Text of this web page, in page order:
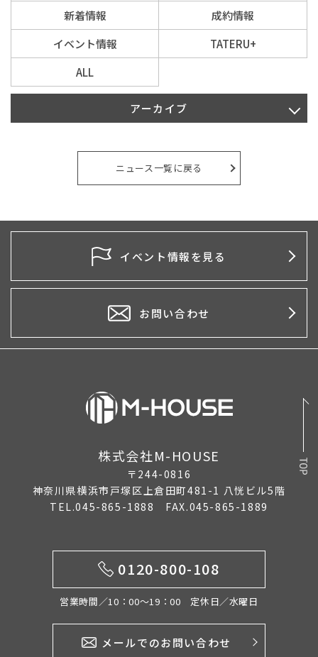
新着情報
成約情報
イベント情報
TATERU+
ALL
アーカイブ
2026年7月
2026年5月
2026年4月
2026年3月
2026年2月
2026年1月
2025年11月
2025年9月
2025年8月
2025年7月
2025年5月
2025年4月
ニュース一覧に戻る
イベント情報を見る
お問い合わせ
株式会社M-HOUSE
〒244-0816
神奈川県横浜市戸塚区上倉田町481-1 八恍ビル5階
TEL.045-865-1888 FAX.045-865-1889
0120-800-108
営業時間／10：00〜19：00 定休日／水曜日
メールでのお問い合わせ